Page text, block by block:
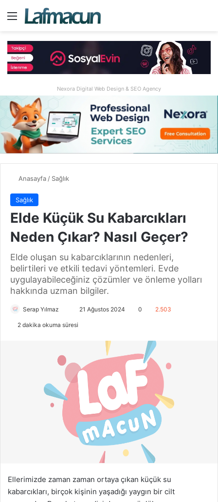
Menü
Nexora Digital Web Design & SEO Agency
Anasayfa/ Sağlık
Sağlık
Elde Küçük Su Kabarcıkları
Neden Çıkar? Nasıl Geçer?
Elde oluşan su kabarcıklarının nedenleri,
belirtileri ve etkili tedavi yöntemleri. Evde
uygulayabileceğiniz çözümler ve önleme yolları
hakkında uzman bilgiler.
Serap Yılmaz
i
p
o
s
t
m
21 Ağustos 2024 0 2.503
2 dakika okuma süresi
Ellerimizde zaman zaman ortaya çıkan küçük su
kabarcıkları, birçok kişinin yaşadığı yaygın bir cilt